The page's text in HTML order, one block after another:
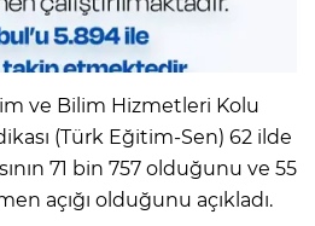
ve Bilim Hizmetleri Kolu
(Türk Eğitim-Sen) 62 ilde
71 bin 757 olduğunu ve 55
açığı olduğunu açıkladı.